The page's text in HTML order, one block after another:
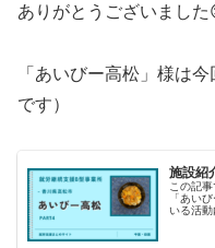
ありがとうございました
「あいびー高松」様は
です）
施設紹
この記
「あい
いる活動